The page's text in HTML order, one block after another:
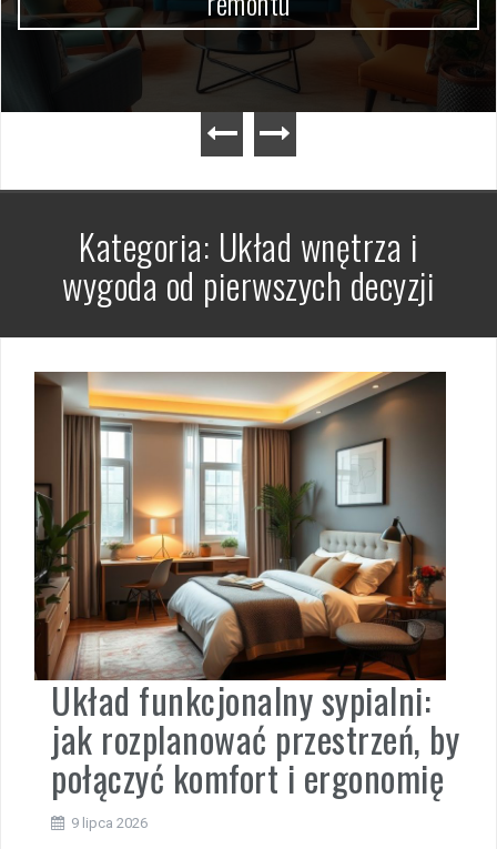
Kategoria: Układ wnętrza i
wygoda od pierwszych decyzji
Układ funkcjonalny sypialni:
jak rozplanować przestrzeń, by
połączyć komfort i ergonomię
9 lipca 2026